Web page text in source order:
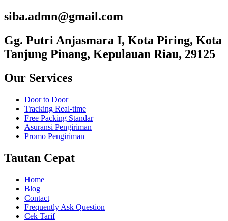
siba.admn@gmail.com
Gg. Putri Anjasmara I, Kota Piring, Kota
Tanjung Pinang, Kepulauan Riau, 29125
Our Services
Door to Door
Tracking Real-time
Free Packing Standar
Asuransi Pengiriman
Promo Pengiriman
Tautan Cepat
Home
Blog
Contact
Frequently Ask Question
Cek Tarif